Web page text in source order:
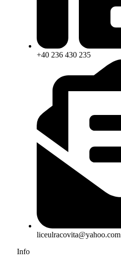
+40 236 430 235
liceulracovita@yahoo.com
Info